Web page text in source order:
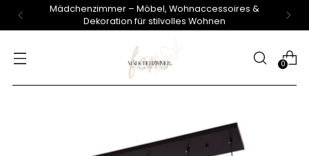
Mädchenzimmer – Möbel, Wohnaccessoires &
Dekoration für stilvolles Wohnen
0